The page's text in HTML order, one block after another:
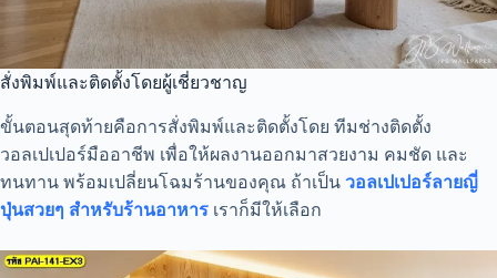
สั่งพิมพ์และติดตั้งโดยผู้เชี่ยวชาญ
ขั้นตอนสุดท้ายคือการสั่งพิมพ์และติดตั้งโดย ทีมช่างติดตั้ง
วอลเปเปอร์มืออาชีพ เพื่อให้ผลงานออกมาสวยงาม คมชัด และ
ทนทาน พร้อมเปลี่ยนโฉมร้านของคุณ ถ้าเป็น วอลเปเปอร์ลายญี่
ปุ่นสวยๆ สำหรับร้านอาหาร เราก็มีให้เลือก